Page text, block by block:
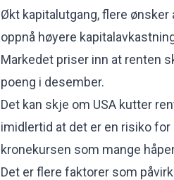
Økt kapitalutgang, flere
oppnå høyere
Markedet priser inn at renten
poeng i desember.
Det kan skje om USA kutter
imidlertid at det er en risiko
kronekursen som mange
Det er flere faktorer som